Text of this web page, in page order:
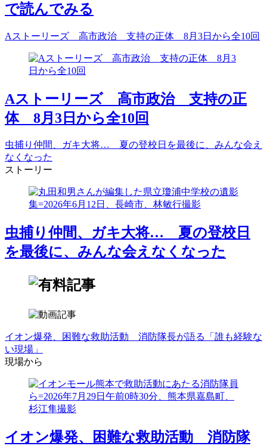
で読んでみる
Aストーリーズ 高市政治 支持の正体 8月3日から全10回
Aストーリーズ 高市政治 支持の正
体 8月3日から全10回
虫捕り仲間、ガキ大将… 夏の登校日を最後に、みんな会え
なくなった
ストーリー
虫捕り仲間、ガキ大将… 夏の登校日
を最後に、みんな会えなくなった
イオン爆発、困難な救助活動 消防隊長が語る「誰も経験な
い現場」
現場から
イオン爆発、困難な救助活動 消防隊